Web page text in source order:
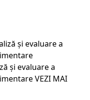
și evaluare a
VEZI MAI